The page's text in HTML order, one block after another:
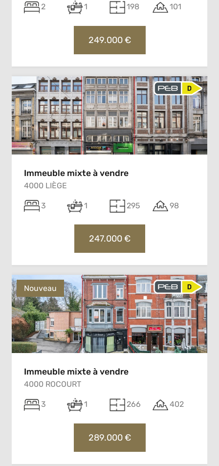
2 1 198 101
249.000 €
Immeuble mixte à vendre
4000 LIÈGE
3 1 295 98
247.000 €
Nouveau
Immeuble mixte à vendre
4000 ROCOURT
3 1 266 402
289.000 €